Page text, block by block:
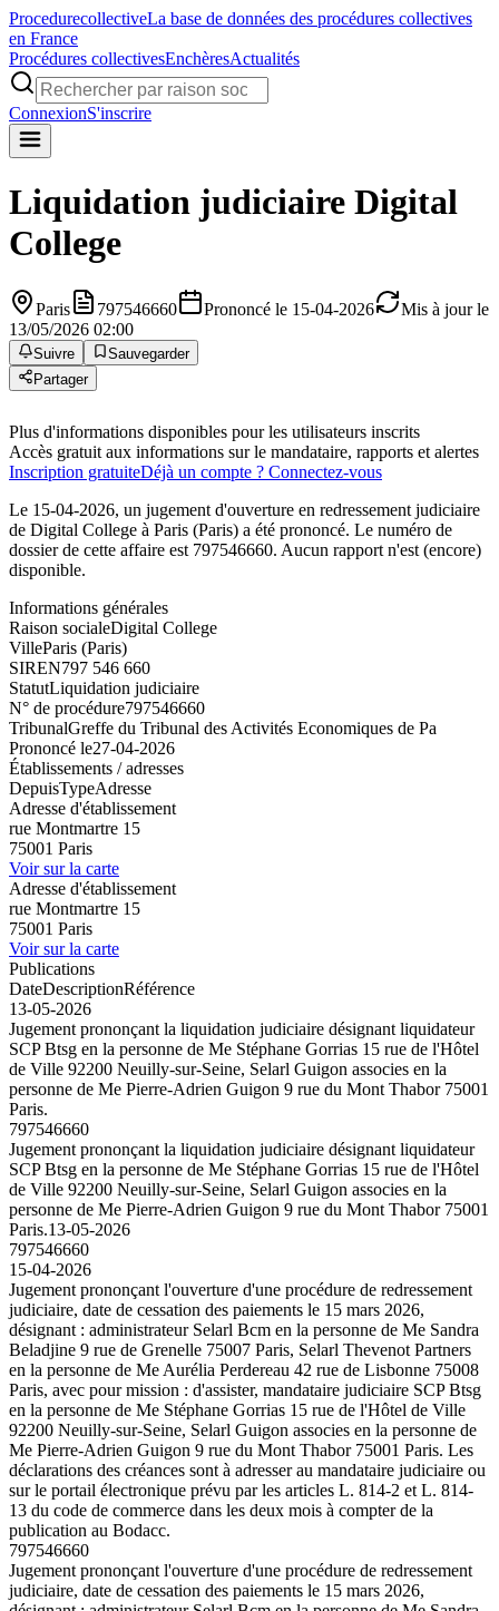
ProcedurecollectiveLa base de données des procédures collectives
en France
Procédures collectivesEnchèresActualités
ConnexionS'inscrire
Liquidation judiciaire Digital
College
Paris 797546660 Prononcé le 15-04-2026
Mis à jour le
13/05/2026 02:00
Suivre
Sauvegarder
Partager
Plus d'informations disponibles pour les utilisateurs inscrits
Accès gratuit aux informations sur le mandataire, rapports et alertes
Inscription gratuiteDéjà un compte ? Connectez-vous
Le 15-04-2026, un jugement d'ouverture en redressement judiciaire
de Digital College à Paris (Paris) a été prononcé. Le numéro de
dossier de cette affaire est 797546660. Aucun rapport n'est (encore)
disponible.
Informations générales
Raison socialeDigital College
VilleParis (Paris)
SIREN797 546 660
StatutLiquidation judiciaire
N° de procédure797546660
TribunalGreffe du Tribunal des Activités Economiques de Pa
Prononcé le27-04-2026
Établissements / adresses
DepuisTypeAdresse
Adresse d'établissement
rue Montmartre 15
75001 Paris
Voir sur la carte
Adresse d'établissement
rue Montmartre 15
75001 Paris
Voir sur la carte
Publications
DateDescriptionRéférence
13-05-2026
Jugement prononçant la liquidation judiciaire désignant liquidateur
SCP Btsg en la personne de Me Stéphane Gorrias 15 rue de l'Hôtel
de Ville 92200 Neuilly-sur-Seine, Selarl Guigon associes en la
personne de Me Pierre-Adrien Guigon 9 rue du Mont Thabor 75001
Paris.
797546660
Jugement prononçant la liquidation judiciaire désignant liquidateur
SCP Btsg en la personne de Me Stéphane Gorrias 15 rue de l'Hôtel
de Ville 92200 Neuilly-sur-Seine, Selarl Guigon associes en la
personne de Me Pierre-Adrien Guigon 9 rue du Mont Thabor 75001
Paris.13-05-2026
797546660
15-04-2026
Jugement prononçant l'ouverture d'une procédure de redressement
judiciaire, date de cessation des paiements le 15 mars 2026,
désignant : administrateur Selarl Bcm en la personne de Me Sandra
Beladjine 9 rue de Grenelle 75007 Paris, Selarl Thevenot Partners
en la personne de Me Aurélia Perdereau 42 rue de Lisbonne 75008
Paris, avec pour mission : d'assister, mandataire judiciaire SCP Btsg
en la personne de Me Stéphane Gorrias 15 rue de l'Hôtel de Ville
92200 Neuilly-sur-Seine, Selarl Guigon associes en la personne de
Me Pierre-Adrien Guigon 9 rue du Mont Thabor 75001 Paris. Les
déclarations des créances sont à adresser au mandataire judiciaire ou
sur le portail électronique prévu par les articles L. 814-2 et L. 814-
13 du code de commerce dans les deux mois à compter de la
publication au Bodacc.
797546660
Jugement prononçant l'ouverture d'une procédure de redressement
judiciaire, date de cessation des paiements le 15 mars 2026,